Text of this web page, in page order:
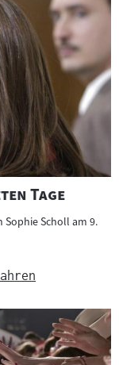
Tage"
Sophie Scholl am 9.